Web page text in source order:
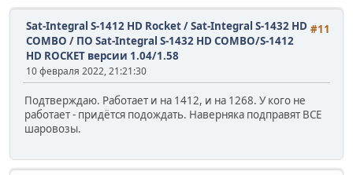
#11
Sat-Integral S-1412 HD Rocket / Sat-Integral S-1432 HD
COMBO / ПО Sat-Integral S-1432 HD COMBO/S-1412
HD ROCKET версии 1.04/1.58
10 февраля 2022, 21:21:30
Подтверждаю. Работает и на 1412, и на 1268. У кого не
работает - придётся подождать. Наверняка подправят ВСЕ
шаровозы.